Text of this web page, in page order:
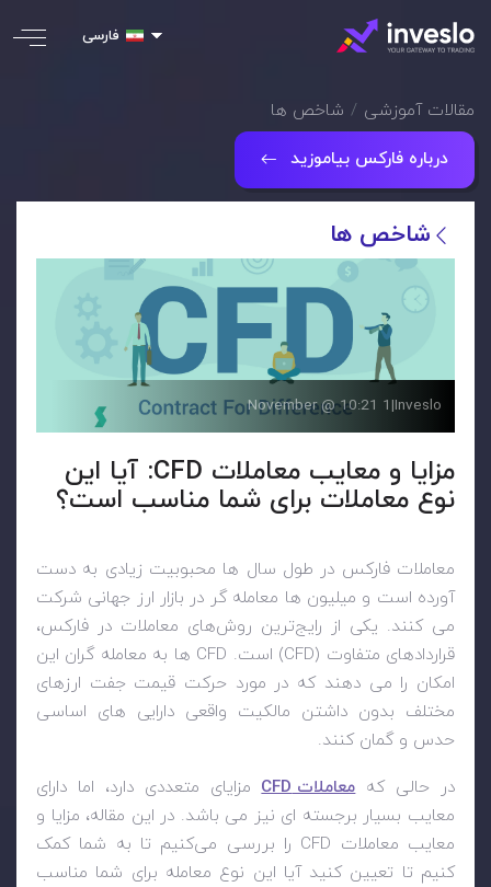
فارسی
مقالات آموزشی شاخص ها
درباره فارکس بیاموزید
شاخص ها
Inveslo
|
1 November @ 10:21
مزایا و معایب معاملات CFD: آیا این
نوع معاملات برای شما مناسب است؟
معاملات فارکس در طول سال ها محبوبیت زیادی به دست
آورده است و میلیون ها معامله گر در بازار ارز جهانی شرکت
می کنند. یکی از رایج‌ترین روش‌های معاملات در فارکس،
قراردادهای متفاوت (CFD) است. CFD ها به معامله گران این
امکان را می دهند که در مورد حرکت قیمت جفت ارزهای
مختلف بدون داشتن مالکیت واقعی دارایی های اساسی
حدس و گمان کنند.
در حالی کهمعاملاتCFDمزایای متعددی دارد، اما دارای
معایب بسیار برجسته ای نیز می باشد. در این مقاله، مزایا و
معایب معاملات CFD را بررسی می‌کنیم تا به شما کمک
کنیم تا تعیین کنید آیا این نوع معامله برای شما مناسب